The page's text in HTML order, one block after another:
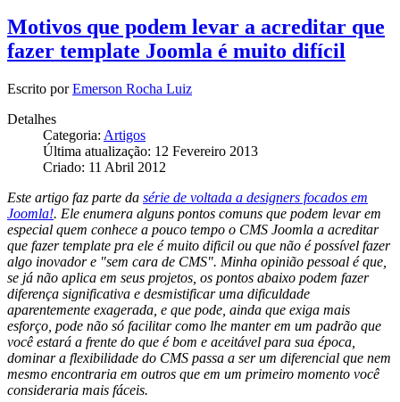
Motivos que podem levar a acreditar que
fazer template Joomla é muito difícil
Escrito porEmerson Rocha Luiz
Detalhes
Categoria: Artigos
Última atualização: 12 Fevereiro 2013
Criado: 11 Abril 2012
Este artigo faz parte da série de voltada a designers focados em
Joomla!. Ele enumera alguns pontos comuns que podem levar em
especial quem conhece a pouco tempo o CMS Joomla a acreditar
que fazer template pra ele é muito dificil ou que não é possível fazer
algo inovador e "sem cara de CMS". Minha opinião pessoal é que,
se já não aplica em seus projetos, os pontos abaixo podem fazer
diferença significativa e desmistificar uma dificuldade
aparentemente exagerada, e que pode, ainda que exiga mais
esforço, pode não só facilitar como lhe manter em um padrão que
você estará a frente do que é bom e aceitável para sua época,
dominar a flexibilidade do CMS passa a ser um diferencial que nem
mesmo encontraria em outros que em um primeiro momento você
consideraria mais fáceis.